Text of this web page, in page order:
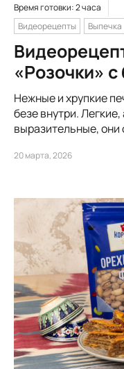
Время готовки: 2 часа
Видеорецепты
Выпечка
«Розочки» с
Нежные и хрупкие
безе внутри.
выразительные, они
20 марта, 2026